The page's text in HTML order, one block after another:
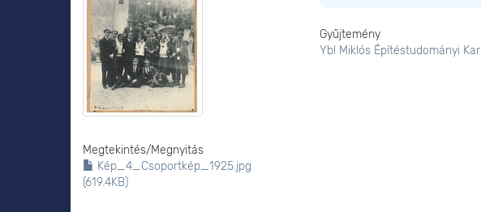
Megtekintés/Megnyitás
Kép_4_Csoportkép_1925.jpg
(619.4KB)
Gyűjtemény
Ybl Miklós Építéstudományi Kar